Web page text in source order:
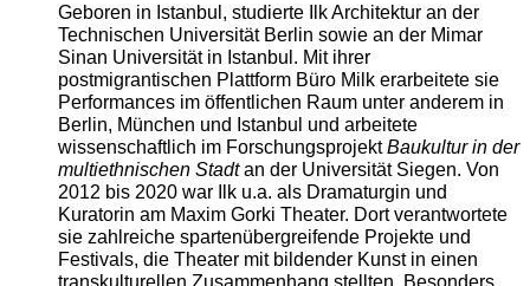
Geboren in Istanbul, studierte Ilk Architektur an der
Technischen Universität Berlin sowie an der Mimar
Sinan Universität in Istanbul. Mit ihrer
postmigrantischen Plattform Büro Milk erarbeitete sie
Performances im öffentlichen Raum unter anderem in
Berlin, München und Istanbul und arbeitete
wissenschaftlich im ForschungsprojektBaukultur in der
multiethnischen Stadtan der Universität Siegen. Von
2012 bis 2020 war Ilk u.a. als Dramaturgin und
Kuratorin am Maxim Gorki Theater. Dort verantwortete
sie zahlreiche spartenübergreifende Projekte und
Festivals, die Theater mit bildender Kunst in einen
transkulturellen Zusammenhang stellten. Besonders